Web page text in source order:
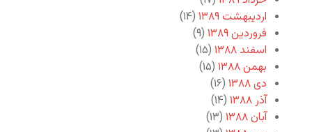
اردیبهشت ۱۳۸۹
(۱۴)
فروردین ۱۳۸۹
(۹)
اسفند ۱۳۸۸
(۱۵)
بهمن ۱۳۸۸
(۱۵)
دی ۱۳۸۸
(۱۶)
آذر ۱۳۸۸
(۱۴)
آبان ۱۳۸۸
(۱۳)